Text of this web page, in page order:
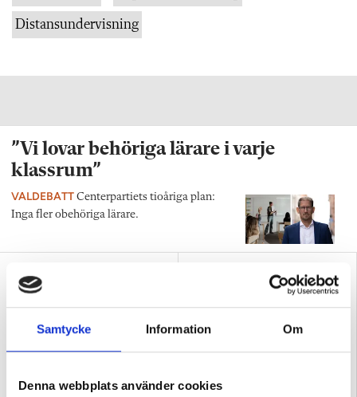
Samtycke Information Om
Denna webbplats använder cookies
Distansundervisning
”Vi lovar behöriga lärare i varje
klassrum”
VALDEBATT Centerpartiets tioåriga plan:
Inga fler obehöriga lärare.
pyramid i skolan”
tydligt i trappan”